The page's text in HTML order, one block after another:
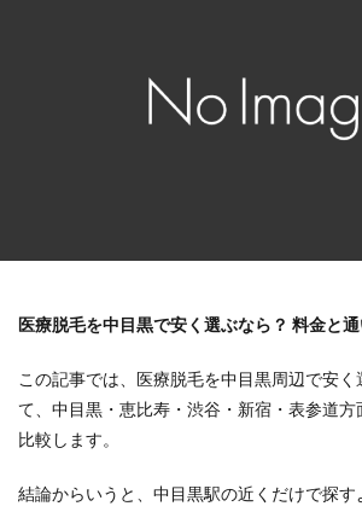
医療脱毛を中目黒で安く選ぶなら？ 料金と
この記事では、医療脱毛を中目黒周辺で安
て、中目黒・恵比寿・渋谷・新宿・表参道
比較します。
結論からいうと、中目黒駅の近くだけで探